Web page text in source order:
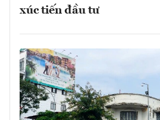
xúc tiến đầu tư